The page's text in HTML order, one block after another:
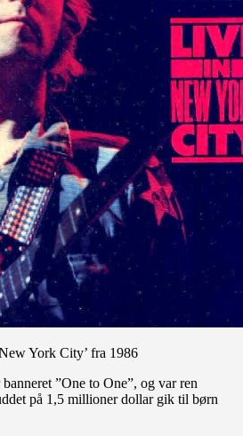
York City’ fra 1986
”One to One”, og var ren
på 1,5 millioner dollar gik til børn